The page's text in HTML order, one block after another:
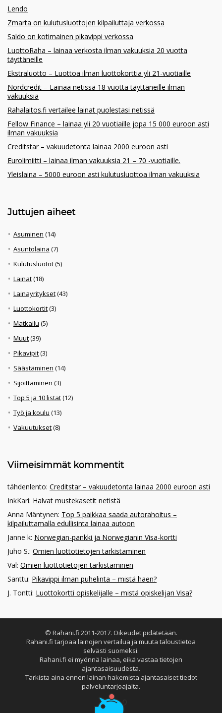
Lendo
Zmarta on kulutusluottojen kilpailuttaja verkossa
Saldo on kotimainen pikavippi verkossa
LuottoRaha – lainaa verkosta ilman vakuuksia 20 vuotta
täyttäneille
Ekstraluotto – Luottoa ilman luottokorttia yli 21-vuotiaille
Nordcredit – Lainaa netissä 18 vuotta täyttäneille ilman
vakuuksia
Rahalaitos.fi vertailee lainat puolestasi netissä
Fellow Finance – lainaa yli 20 vuotiaille jopa 15 000 euroon asti
ilman vakuuksia
Creditstar – vakuudetonta lainaa 2000 euroon asti
Eurolimiitti – lainaa ilman vakuuksia 21 – 70 -vuotiaille.
Yleislaina – 5000 euroon asti kulutusluottoa ilman vakuuksia
Juttujen aiheet
Asuminen (14)
Asuntolaina (7)
Kulutusluotot(5)
Lainat(18)
Lainayritykset(43)
Luottokortit(3)
Matkailu (5)
Muut(39)
Pikavipit(3)
Säästäminen (14)
Sijoittaminen (3)
Top 5 ja 10 listat(12)
Työ ja koulu (13)
Vakuutukset(8)
Viimeisimmät kommentit
tähdenlento: Creditstar – vakuudetonta lainaa 2000 euroon asti
InkKari: Halvat mustekasetit netistä
Anna Mäntynen: Top 5 paikkaa saada autorahoitus –
kilpailuttamalla edullisinta lainaa autoon
Janne k: Norwegian-pankki ja Norwegianin Visa-kortti
Juho S.: Omien luottotietojen tarkistaminen
Val: Omien luottotietojen tarkistaminen
Santtu: Pikavippi ilman puhelinta – mistä haen?
J. Tontti: Luottokortti opiskelijalle – mistä opiskelijan Visa?
© Rahani.fi 2011-2017. Oikeudet pidätetään.
Rahani.fi tarjoaa lainojen vertailua ja muuta taloustietoa
selvästi suomeksi.
Rahani.fi ei myönnä lainaa, eikä vastaa tietojen
ajantasaisuudesta.
Tarkista aina ennen lainan hakemista ajantasaiset tiedot
palveluntarjoajalta.